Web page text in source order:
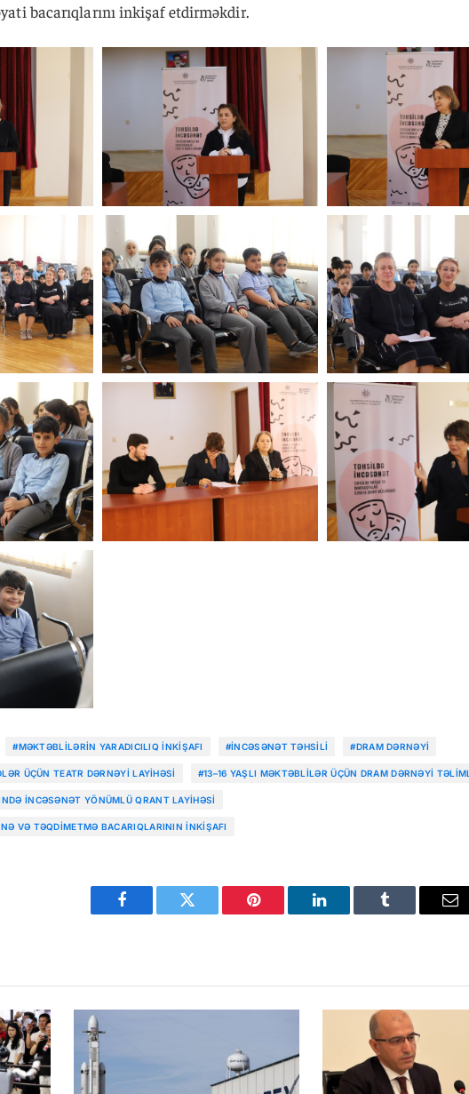
bacarıqlarını inkişaf etdirməkdir.
#MƏKTƏBLILƏRIN YARADICILIQ INKIŞAFI #INCƏSƏNƏT TƏHSILI #DRAM DƏRNƏYI
ÜÇÜN TEATR DƏRNƏYI LAYIHƏSI #13–16 YAŞLI MƏKTƏBLILƏR ÜÇÜN DRAM DƏRNƏYI
INCƏSƏNƏT YÖNÜMLÜ QRANT LAYIHƏSI
VƏ TƏQDIMETMƏ BACARIQLARININ INKIŞAFI
Facebook Twitter Pinterest LinkedIn Tumblr